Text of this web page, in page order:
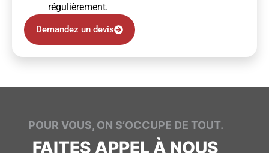
régulièrement.
Demandez un devis
POUR VOUS, ON S’OCCUPE DE TOUT.
FAITES APPEL À NOUS